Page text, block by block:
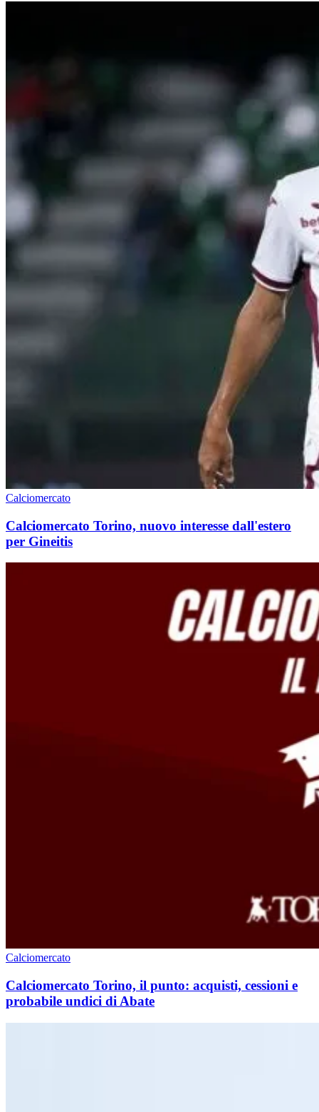
Calciomercato
Calciomercato Torino, nuovo interesse dall'estero
per Gineitis
Calciomercato
Calciomercato Torino, il punto: acquisti, cessioni e
probabile undici di Abate